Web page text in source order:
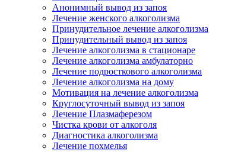
Анонимный вывод из запоя
Лечение женского алкоголизма
Принудительное лечение алкоголизма
Принудительный вывод из запоя
Лечение алкоголизма в стационаре
Лечение алкоголизма амбулаторно
Лечение подросткового алкоголизма
Лечение алкоголизма на дому
Мотивация на лечение алкоголизма
Круглосуточный вывод из запоя
Лечение Плазмаферезом
Чистка крови от алкоголя
Диагностика алкоголизма
Лечение похмелья